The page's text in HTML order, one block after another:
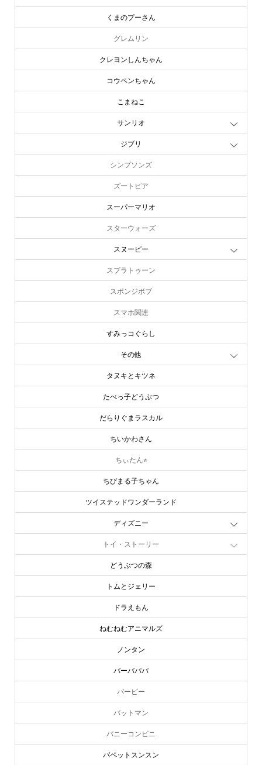
くまのプーさん
グレムリン
クレヨンしんちゃん
コウペンちゃん
こまねこ
サンリオ
ジブリ
シンプソンズ
ズートピア
スーパーマリオ
スターウォーズ
スヌーピー
スプラトゥーン
スポンジボブ
スマホ関連
すみっコぐらし
その他
タヌキとキツネ
たべっ子どうぶつ
だらりぐまラスカル
ちいかわさん
ちぃたん⭐︎
ちびまる子ちゃん
ツイステッドワンダーランド
ディズニー
トイ・ストーリー
どうぶつの森
トムとジェリー
ドラえもん
ねむねむアニマルズ
ノンタン
バーバパパ
バービー
バットマン
バニーコンビニ
パペットスンスン